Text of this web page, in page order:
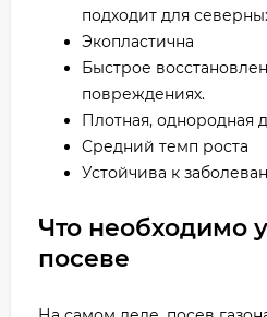
подходит для
Экопластична
Быстрое
повреждениях.
Плотная, однородная
Средний темп роста
Устойчива к
Что необходимо
посеве